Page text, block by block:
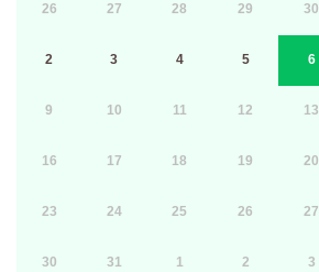
26 27 28 29 30
2 3 4 5 6
9 10 11 12 13
16 17 18 19 20
23 24 25 26 27
30 31 1 2 3